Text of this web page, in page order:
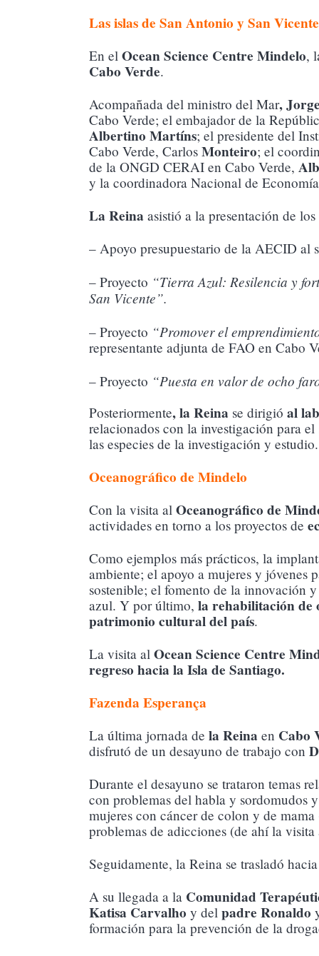
Las islas de San Antonio y San Vicente
En el Ocean Science Centre Mindelo,
Cabo Verde.
Acompañada del ministro del Mar,
Cabo Verde; el embajador de la
Albertino Martíns; el presidente del
Cabo Verde, Carlos Monteiro; el
de la ONGD CERAI en Cabo Verde,
y la coordinadora Nacional de
La Reina asistió a la presentación de
– Apoyo presupuestario de la AECID al
– Proyecto “Tierra Azul: Resilencia y
San Vicente”.
– Proyecto “Promover el
representante adjunta de FAO en Cabo
– Proyecto “Puesta en valor de ocho
Posteriormente, la Reina se dirigió al
relacionados con la investigación para
las especies de la investigación y estudio.
Oceanográfico de Mindelo
Con la visita al Oceanográfico de
actividades en torno a los proyectos de
Como ejemplos más prácticos, la
ambiente; el apoyo a mujeres y jóvenes
sostenible; el fomento de la innovación
azul. Y por último, la rehabilitación de
patrimonio cultural del país.
La visita al Ocean Science Centre
regreso hacia la Isla de Santiago.
Fazenda Esperança
La última jornada de la Reina en Cabo
disfrutó de un desayuno de trabajo con
Durante el desayuno se trataron temas
con problemas del habla y sordomudos
mujeres con cáncer de colon y de
problemas de adicciones (de ahí la
Seguidamente, la Reina se trasladó
A su llegada a la Comunidad
Katisa Carvalho y del padre Ronaldo
formación para la prevención de la